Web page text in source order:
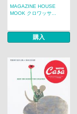
MAGAZINE HOUSE
MOOK クロワッサ...
購入